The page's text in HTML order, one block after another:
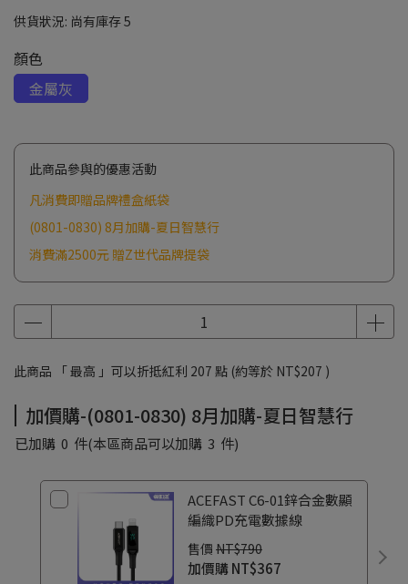
供貨狀況: 尚有庫存 5
顏色
金屬灰
此商品參與的優惠活動
凡消費即贈品牌禮盒紙袋
(0801-0830) 8月加購-夏日智慧行
消費滿2500元 贈Z世代品牌提袋
此商品 「 最高 」可以折抵紅利 207 點 (約等於 NT$207 )
加價購-(0801-0830) 8月加購-夏日智慧行
已加購 0 件(本區商品可以加購 3 件)
ACEFAST C6-01鋅合金數顯
編織PD充電數據線
售價 NT$790
加價購NT$367